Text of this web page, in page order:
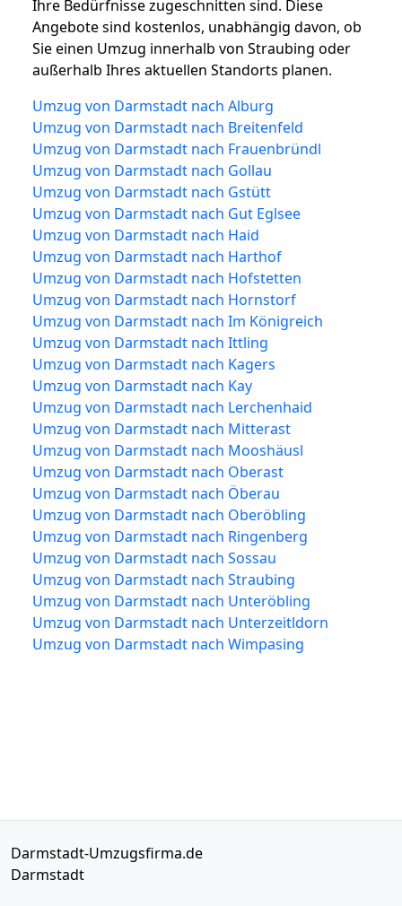
Ihre Bedürfnisse zugeschnitten sind. Diese
Angebote sind kostenlos, unabhängig davon, ob
Sie einen Umzug innerhalb von Straubing oder
außerhalb Ihres aktuellen Standorts planen.
Umzug von Darmstadt nach Alburg
Umzug von Darmstadt nach Breitenfeld
Umzug von Darmstadt nach Frauenbründl
Umzug von Darmstadt nach Gollau
Umzug von Darmstadt nach Gstütt
Umzug von Darmstadt nach Gut Eglsee
Umzug von Darmstadt nach Haid
Umzug von Darmstadt nach Harthof
Umzug von Darmstadt nach Hofstetten
Umzug von Darmstadt nach Hornstorf
Umzug von Darmstadt nach Im Königreich
Umzug von Darmstadt nach Ittling
Umzug von Darmstadt nach Kagers
Umzug von Darmstadt nach Kay
Umzug von Darmstadt nach Lerchenhaid
Umzug von Darmstadt nach Mitterast
Umzug von Darmstadt nach Mooshäusl
Umzug von Darmstadt nach Oberast
Umzug von Darmstadt nach Öberau
Umzug von Darmstadt nach Oberöbling
Umzug von Darmstadt nach Ringenberg
Umzug von Darmstadt nach Sossau
Umzug von Darmstadt nach Straubing
Umzug von Darmstadt nach Unteröbling
Umzug von Darmstadt nach Unterzeitldorn
Umzug von Darmstadt nach Wimpasing
Darmstadt-Umzugsfirma.de
Darmstadt